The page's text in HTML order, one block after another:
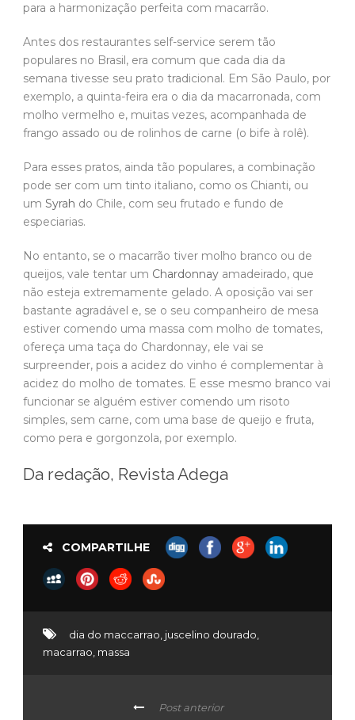
para a harmonização perfeita com macarrão.
Antes dos restaurantes self-service serem tão
populares no Brasil, era comum que cada dia da
semana tivesse seu prato tradicional. Em São Paulo, por
exemplo, a quinta-feira era o dia da macarronada, com
molho vermelho e, muitas vezes, acompanhada de
frango assado ou de rolinhos de carne (o bife à rolê).
Para esses pratos, ainda tão populares, a combinação
pode ser com um tinto italiano, como os Chianti, ou
um Syrah do Chile, com seu frutado e fundo de
especiarias.
No entanto, se o macarrão tiver molho branco ou de
queijos, vale tentar um Chardonnay amadeirado, que
não esteja extremamente gelado. A oposição vai ser
bastante agradável e, se o seu companheiro de mesa
estiver comendo uma massa com molho de tomates,
ofereça uma taça do Chardonnay, ele vai se
surpreender, pois a acidez do vinho é complementar à
acidez do molho de tomates. E esse mesmo branco vai
funcionar se alguém estiver comendo um risoto
simples, sem carne, com uma base de queijo e fruta,
como pera e gorgonzola, por exemplo.
Da redação, Revista Adega
COMPARTILHE
dia do maccarrao juscelino dourado
macarrao massa
Post anterior